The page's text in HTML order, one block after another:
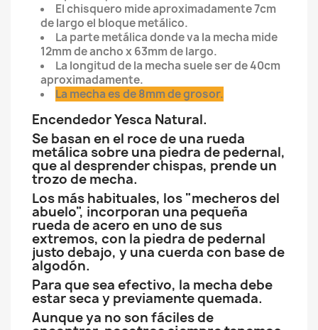
El chisquero mide aproximadamente 7cm
de largo el bloque metálico.
La parte metálica donde va la mecha mide
12mm de ancho x 63mm de largo.
La longitud de la mecha suele ser de 40cm
aproximadamente.
La mecha es de 8mm de grosor.
Encendedor Yesca Natural.
Se basan en el roce de una rueda
metálica sobre una piedra de pedernal,
que al desprender chispas, prende un
trozo de mecha.
Los más habituales, los "mecheros del
abuelo", incorporan una pequeña
rueda de acero en uno de sus
extremos, con la piedra de pedernal
justo debajo, y una cuerda con base de
algodón.
Para que sea efectivo, la mecha debe
estar seca y previamente quemada.
Aunque ya no son fáciles de